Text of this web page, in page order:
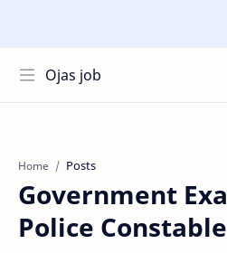
Ojas job
Home Posts
Government
Police